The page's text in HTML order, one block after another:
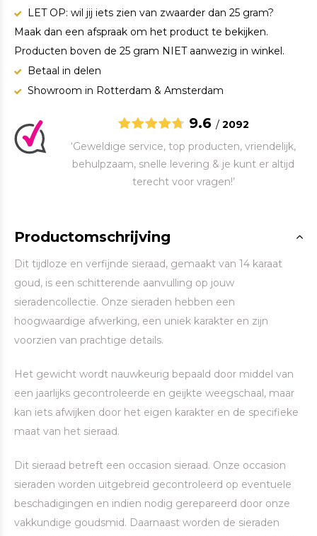
LET OP: wil jij iets zien van zwaarder dan 25 gram?
Maak dan een afspraak om het product te bekijken.
Producten boven de 25 gram NIET aanwezig in winkel.
Betaal in delen
Showroom in Rotterdam & Amsterdam
9.6 / 2092
‘Geweldige service, top producten, vriendelijk,
behulpzaam, snelle levering & je kunt er altijd
terecht voor vragen!’
Productomschrijving
Dit tijdloze en verfijnde sieraad, gemaakt van 14 karaat
goud, is een schitterende aanvulling op jouw
sieradencollectie. Onze sieraden hebben een
hoogwaardige afwerking, een uniek karakter en zijn
voorzien van prachtige details.
Het gewicht wordt nauwkeurig bepaald door middel van
een jaarlijks gecontroleerde en geijkte weegschaal, maar
kan iets afwijken door het eigen karakter en de specifieke
maat van het sieraad.
Dit sieraad betreft een occasion sieraad. Onze occasion
sieraden worden uitgebreid gecontroleerd op eventuele
beschadigingen en indien nodig gerepareerd door onze
vakkundige goudsmid. Daarnaast worden de sieraden